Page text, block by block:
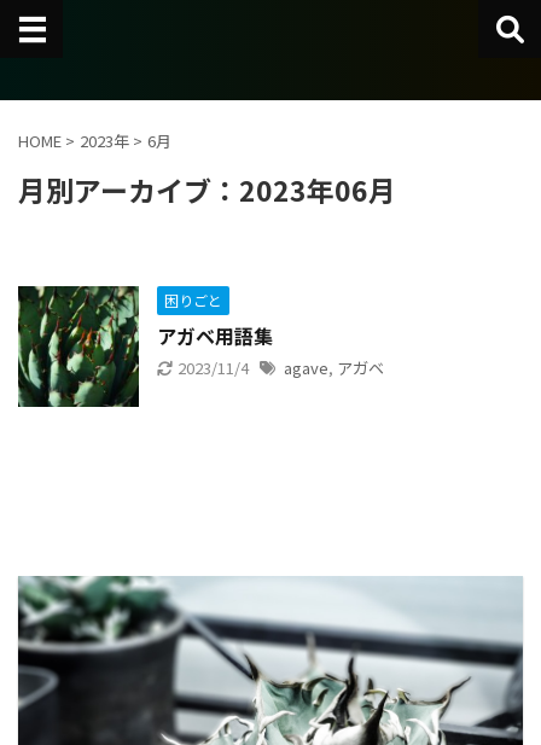
HOME > 2023年 > 6月
月別アーカイブ：2023年06月
困りごと
アガベ用語集
2023/11/4 agave, アガベ